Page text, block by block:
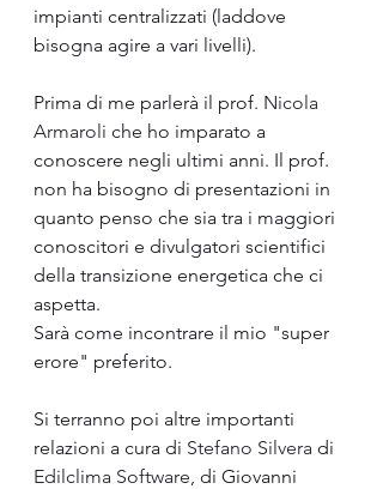
impianti centralizzati (laddove
bisogna agire a vari livelli).
Prima di me parlerà il prof. Nicola
Armaroli che ho imparato a
conoscere negli ultimi anni. Il prof.
non ha bisogno di presentazioni in
quanto penso che sia tra i maggiori
conoscitori e divulgatori scientifici
della transizione energetica che ci
aspetta.
Sarà come incontrare il mio "super
erore" preferito.
Si terranno poi altre importanti
relazioni a cura di Stefano Silvera di
Edilclima Software, di Giovanni